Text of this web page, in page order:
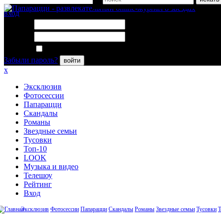
вход
Забыли пароль?
войти
x
Эксклюзив
Фотосессии
Папарацци
Скандалы
Романы
Звездные семьи
Тусовки
Топ-10
LOOK
Музыка и видео
Телешоу
Рейтинг
Вход
Эксклюзив Фотосессии Папарацци Скандалы Романы Звездные семьи Тусовки